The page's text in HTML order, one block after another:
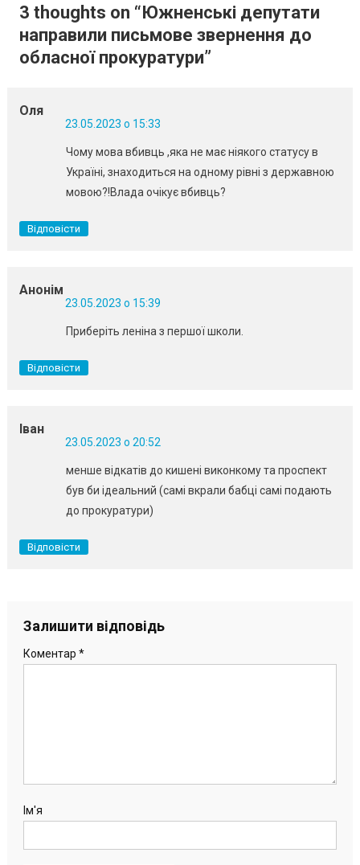
3 thoughts on “Южненські депутати
направили письмове звернення до
обласної прокуратури”
Оля
23.05.2023 о 15:33
Чому мова вбивць ,яка не має ніякого статусу в
Україні, знаходиться на одному рівні з державною
мовою?!Влада очікує вбивць?
Відповісти
Анонім
23.05.2023 о 15:39
Приберіть леніна з першої школи.
Відповісти
Іван
23.05.2023 о 20:52
менше відкатів до кишені виконкому та проспект
був би ідеальний (самі вкрали бабці самі подають
до прокуратури)
Відповісти
Залишити відповідь
Коментар *
Ім'я